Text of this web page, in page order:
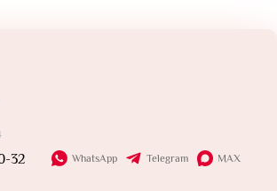
32 WhatsApp Telegram MAX